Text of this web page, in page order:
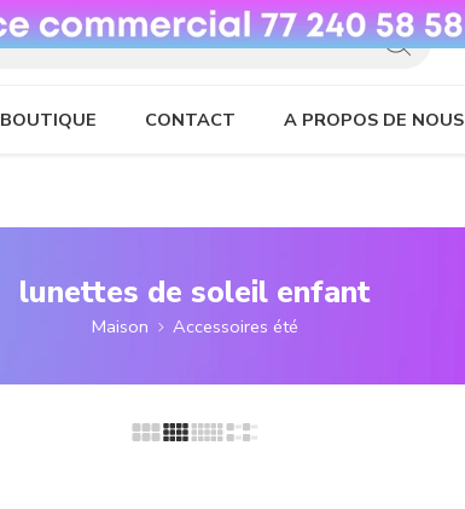
BOUTIQUE CONTACT A PROPOS DE NOUS
lunettes de soleil enfant
Maison Accessoires été